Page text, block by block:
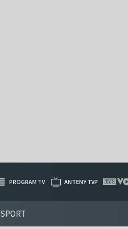
SPORT
PROGRAM TV ANTENY TVP